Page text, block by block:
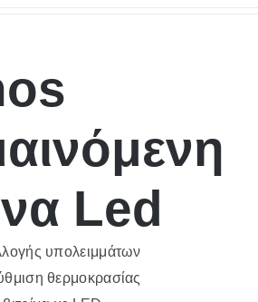
Led
υπολειμμάτων
θερμοκρασίας